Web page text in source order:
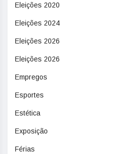
Eleições 2020
Eleições 2024
Eleições 2026
Eleições 2026
Empregos
Esportes
Estética
Exposição
Férias